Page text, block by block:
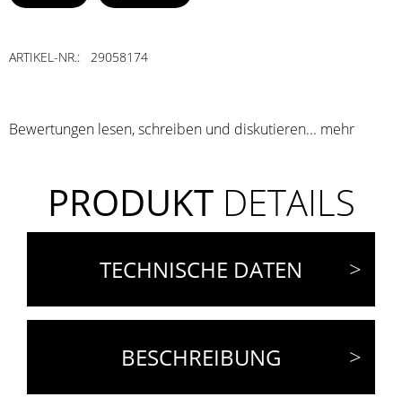
ARTIKEL-NR.: 29058174
Bewertungen lesen, schreiben und diskutieren... mehr
PRODUKTDETAILS
TECHNISCHE DATEN
BESCHREIBUNG